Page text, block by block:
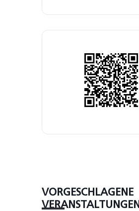
VORGESCHLAGENE
VERANSTALTUNGEN